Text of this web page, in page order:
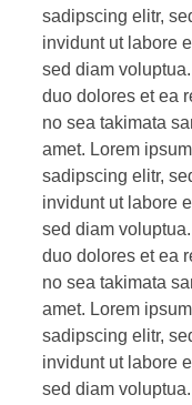
sadipscing elitr,
invidunt ut labore
sed diam
duo dolores et ea
no sea takimata
amet. Lorem
sadipscing elitr,
invidunt ut labore
sed diam
duo dolores et ea
no sea takimata
amet. Lorem
sadipscing elitr,
invidunt ut labore
sed diam